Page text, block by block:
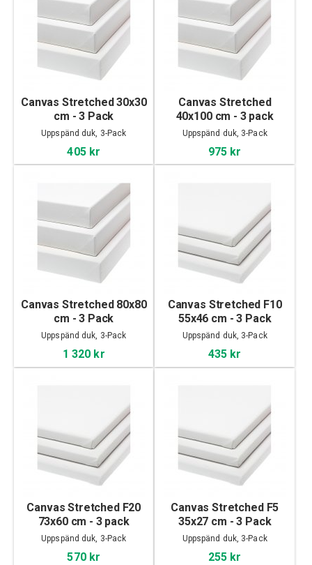
Canvas Stretched 30x30
cm - 3 Pack
Uppspänd duk, 3-Pack
405 kr
Canvas Stretched
40x100 cm - 3 pack
Uppspänd duk, 3-Pack
975 kr
Canvas Stretched 80x80
cm - 3 Pack
Uppspänd duk, 3-Pack
1 320 kr
Canvas Stretched F10
55x46 cm - 3 Pack
Uppspänd duk, 3-Pack
435 kr
Canvas Stretched F20
73x60 cm - 3 pack
Uppspänd duk, 3-Pack
570 kr
Canvas Stretched F5
35x27 cm - 3 Pack
Uppspänd duk, 3-Pack
255 kr